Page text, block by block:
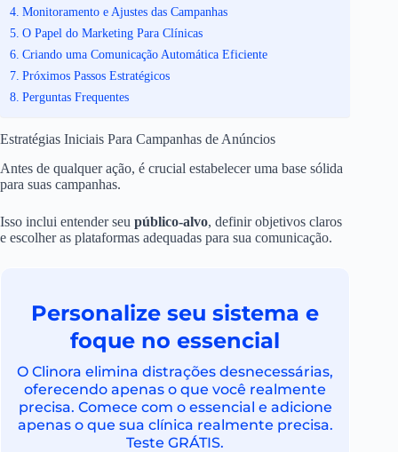
Monitoramento e Ajustes das Campanhas
O Papel do Marketing Para Clínicas
Criando uma Comunicação Automática Eficiente
Próximos Passos Estratégicos
Perguntas Frequentes
Estratégias Iniciais Para Campanhas de Anúncios
Antes de qualquer ação, é crucial estabelecer uma base sólida
para suas campanhas.
Isso inclui entender seu público-alvo, definir objetivos claros
e escolher as plataformas adequadas para sua comunicação.
Personalize seu sistema e
foque no essencial
O Clinora elimina distrações desnecessárias,
oferecendo apenas o que você realmente
precisa. Comece com o essencial e adicione
apenas o que sua clínica realmente precisa.
Teste GRÁTIS.